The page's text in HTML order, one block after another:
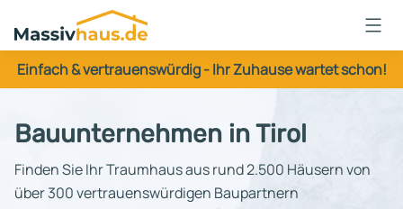
Massivhaus
Logo
Anmelden
Einfach & vertrauenswürdig - Ihr Zuhause wartet schon!
Bauunternehmen in Tirol
Finden Sie Ihr Traumhaus aus rund 2.500 Häusern von
über 300 vertrauenswürdigen Baupartnern